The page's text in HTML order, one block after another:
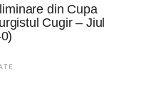
din Cupa
Cugir – Jiul